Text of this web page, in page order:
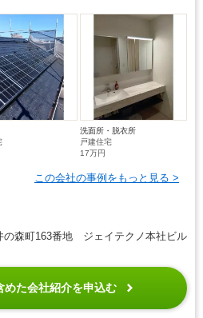
洗面所・脱衣所
戸建住宅
17万円
この会社の事例をもっと見る >
森町163番地 ジェイテクノ本社ビル
めた会社紹介を申込む